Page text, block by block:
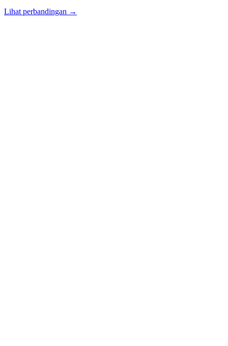
Lihat perbandingan →